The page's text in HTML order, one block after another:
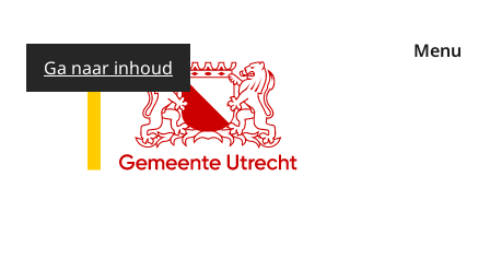
Ga naar inhoud
Menu